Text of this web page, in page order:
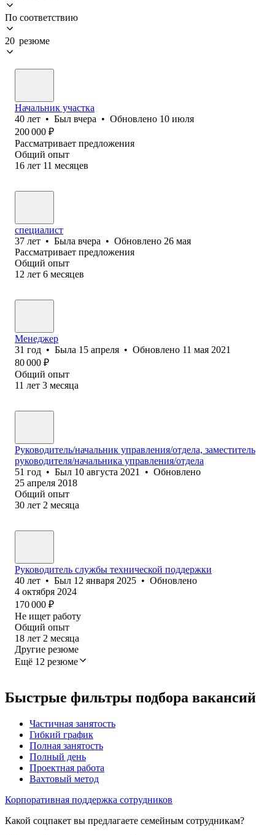
По соответствию
20 резюме
Начальник участка
40 лет • Был вчера • Обновлено 10 июля
200 000 ₽
Рассматривает предложения
Общий опыт
16 лет 11 месяцев
специалист
37 лет • Была вчера • Обновлено 26 мая
Рассматривает предложения
Общий опыт
12 лет 6 месяцев
Менеджер
31 год • Была 15 апреля • Обновлено 11 мая 2021
80 000 ₽
Общий опыт
11 лет 3 месяца
Руководитель/начальник управления/отдела, заместитель
руководителя/начальника управления/отдела
51 год • Был 10 августа 2021 • Обновлено
25 апреля 2018
Общий опыт
30 лет 2 месяца
Руководитель службы технической поддержки
40 лет • Был 12 января 2025 • Обновлено
4 октября 2024
170 000 ₽
Не ищет работу
Общий опыт
18 лет 2 месяца
Другие резюме
Ещё 12 резюме
Быстрые фильтры подбора вакансий
Частичная занятость
Гибкий график
Полная занятость
Полный день
Проектная работа
Вахтовый метод
Корпоративная поддержка сотрудников
Какой соцпакет вы предлагаете семейным сотрудникам?